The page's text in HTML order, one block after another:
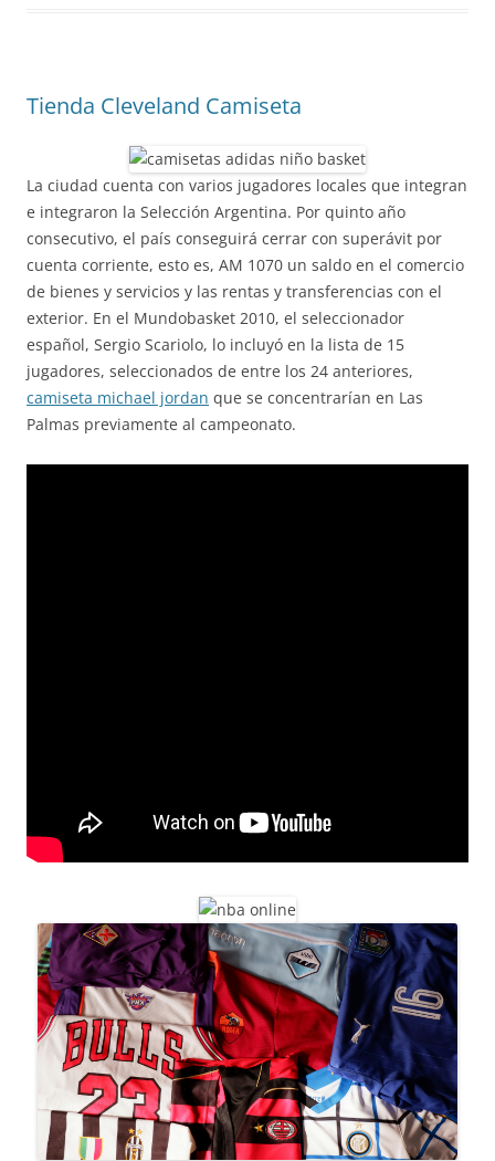
Tienda Cleveland Camiseta
La ciudad cuenta con varios jugadores locales que integran
e integraron la Selección Argentina. Por quinto año
consecutivo, el país conseguirá cerrar con superávit por
cuenta corriente, esto es, AM 1070 un saldo en el comercio
de bienes y servicios y las rentas y transferencias con el
exterior. En el Mundobasket 2010, el seleccionador
español, Sergio Scariolo, lo incluyó en la lista de 15
jugadores, seleccionados de entre los 24 anteriores,
camiseta michael jordan que se concentrarían en Las
Palmas previamente al campeonato.